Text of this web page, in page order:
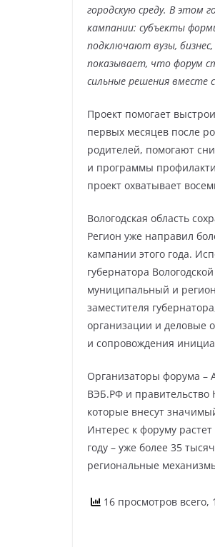
городскую среду. В этом
кампании: субъекты
подключают вузы,
показывает, что форум
сильные решения вместе
Проект помогает
первых месяцев после
родителей, помогают
и программы
проект охватывает
Вологодская область
Регион уже направил
кампании этого года.
губернатора
муниципальный и
заместителя
организации и деловые
и сопровождения
Организаторы форума –
ВЭБ.РФ и правительство
которые внесут
Интерес к форуму
году – уже более 35
региональные
16 просмотров всего,